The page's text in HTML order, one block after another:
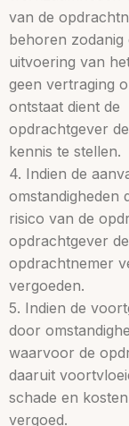
van de
behoren zodanig
uitvoering van
geen vertraging
ontstaat dient de
opdrachtgever
kennis te stellen.
4. Indien de
omstandigheden
risico van de
opdrachtgever
opdrachtnemer
vergoeden.
5. Indien de
door
waarvoor de
daaruit
schade en
vergoed.